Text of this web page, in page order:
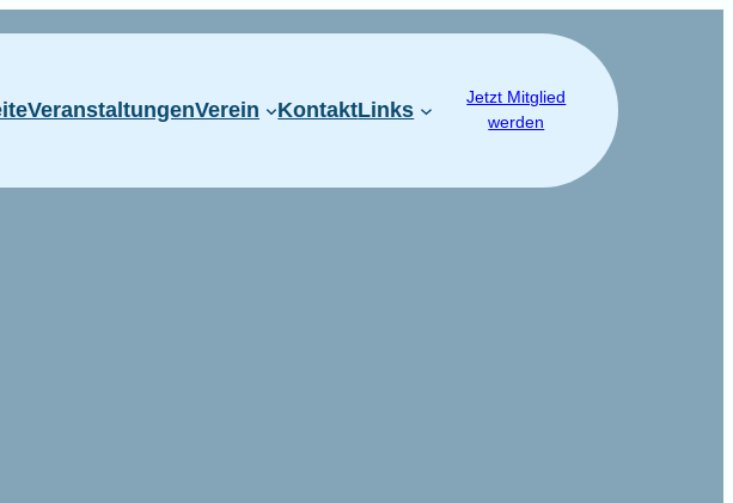
VeranstaltungenVerein KontaktLinks
Jetzt Mitglied
werden